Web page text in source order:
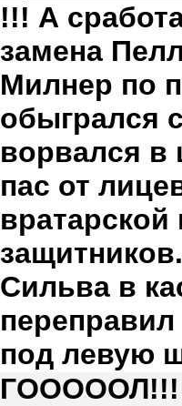
!!! А
замена
Милнер по
обыгрался
ворвался
пас от
Сильва в
переправил
под левую
ГОООООЛ!!!